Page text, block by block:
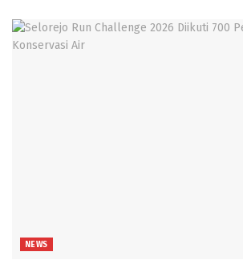
NEWS